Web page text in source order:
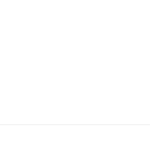
- металл, обеспечивает
товар легко впишется в
дополнением к